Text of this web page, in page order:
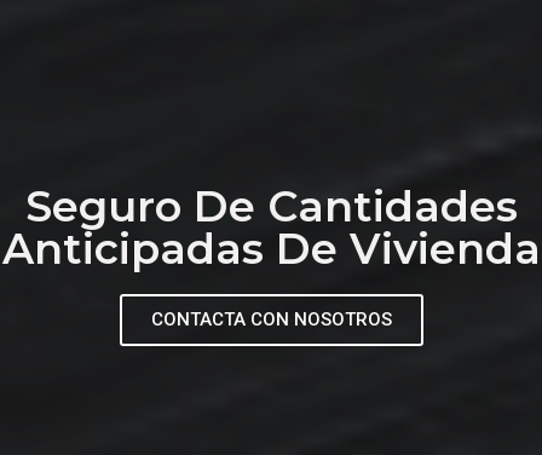
Seguro De Cantidades
Anticipadas De Vivienda
CONTACTA CON NOSOTROS